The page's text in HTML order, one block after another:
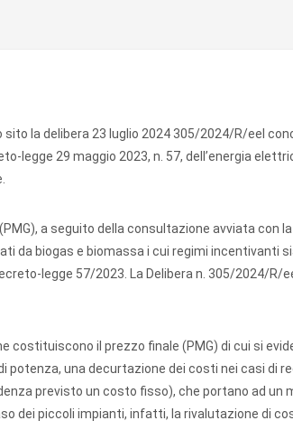
sito la delibera 23 luglio 2024 305/2024/R/eel
legge 29 maggio 2023, n. 57, dell’energia
a seguito della consultazione avviata con
da biogas e biomassa i cui regimi incentivanti
legge 57/2023. La Delibera n. 305/2024/R/
costituiscono il prezzo finale (PMG) di cui si
potenza, una decurtazione dei costi nei casi di
previsto un costo fisso), che portano ad un
dei piccoli impianti, infatti, la rivalutazione di